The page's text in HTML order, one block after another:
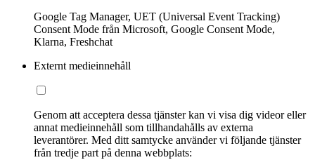
Google Tag Manager, UET (Universal Event Tracking)
Consent Mode från Microsoft, Google Consent Mode,
Klarna, Freshchat
Externt medieinnehåll
Genom att acceptera dessa tjänster kan vi visa dig videor eller
annat medieinnehåll som tillhandahålls av externa
leverantörer. Med ditt samtycke använder vi följande tjänster
från tredje part på denna webbplats: